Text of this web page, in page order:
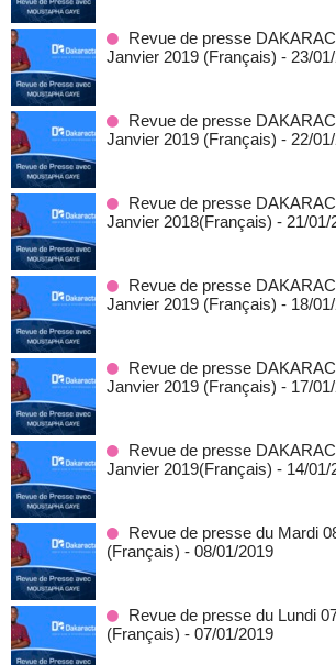
Revue de presse
Janvier 2019 (Français) - 23/
Revue de presse
Janvier 2019 (Français) - 22/
Revue de presse
Janvier 2018(Français) - 21/01/
Revue de presse
Janvier 2019 (Français) - 18/
Revue de presse
Janvier 2019 (Français) - 17/
Revue de presse
Janvier 2019(Français) - 14/01/
Revue de presse du Mardi
(Français) - 08/01/2019
Revue de presse du Lundi
(Français) - 07/01/2019